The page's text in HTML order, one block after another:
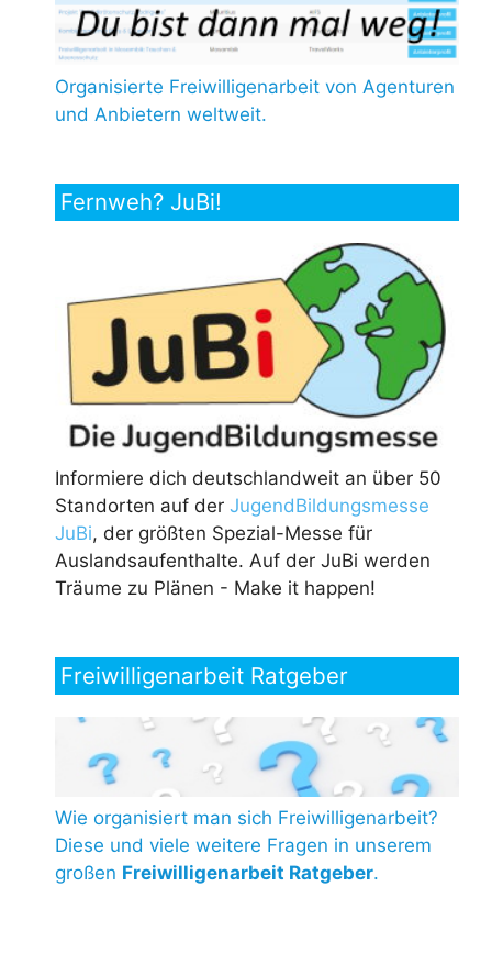
Organisierte Freiwilligenarbeit von Agenturen
und Anbietern weltweit.
Fernweh? JuBi!
Informiere dich deutschlandweit an über 50
Standorten auf der JugendBildungsmesse
JuBi, der größten Spezial-Messe für
Auslandsaufenthalte. Auf der JuBi werden
Träume zu Plänen - Make it happen!
Freiwilligenarbeit Ratgeber
Wie organisiert man sich Freiwilligenarbeit?
Diese und viele weitere Fragen in unserem
großen Freiwilligenarbeit Ratgeber.